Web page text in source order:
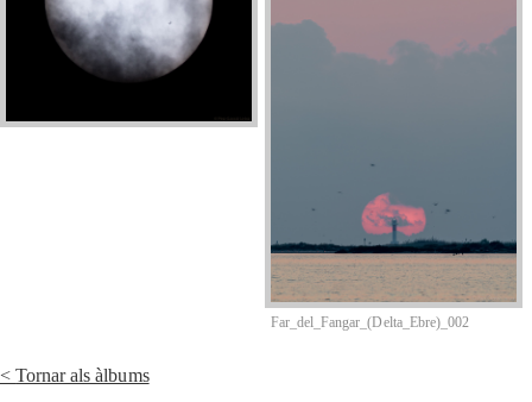
Far_del_Fangar_(Delta_Ebre)_002
Tornar als àlbums